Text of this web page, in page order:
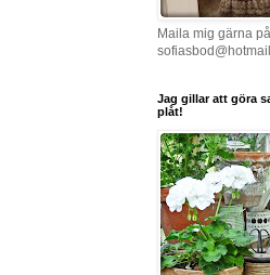
Maila mig gärna
Jag gillar att göra
plåt!